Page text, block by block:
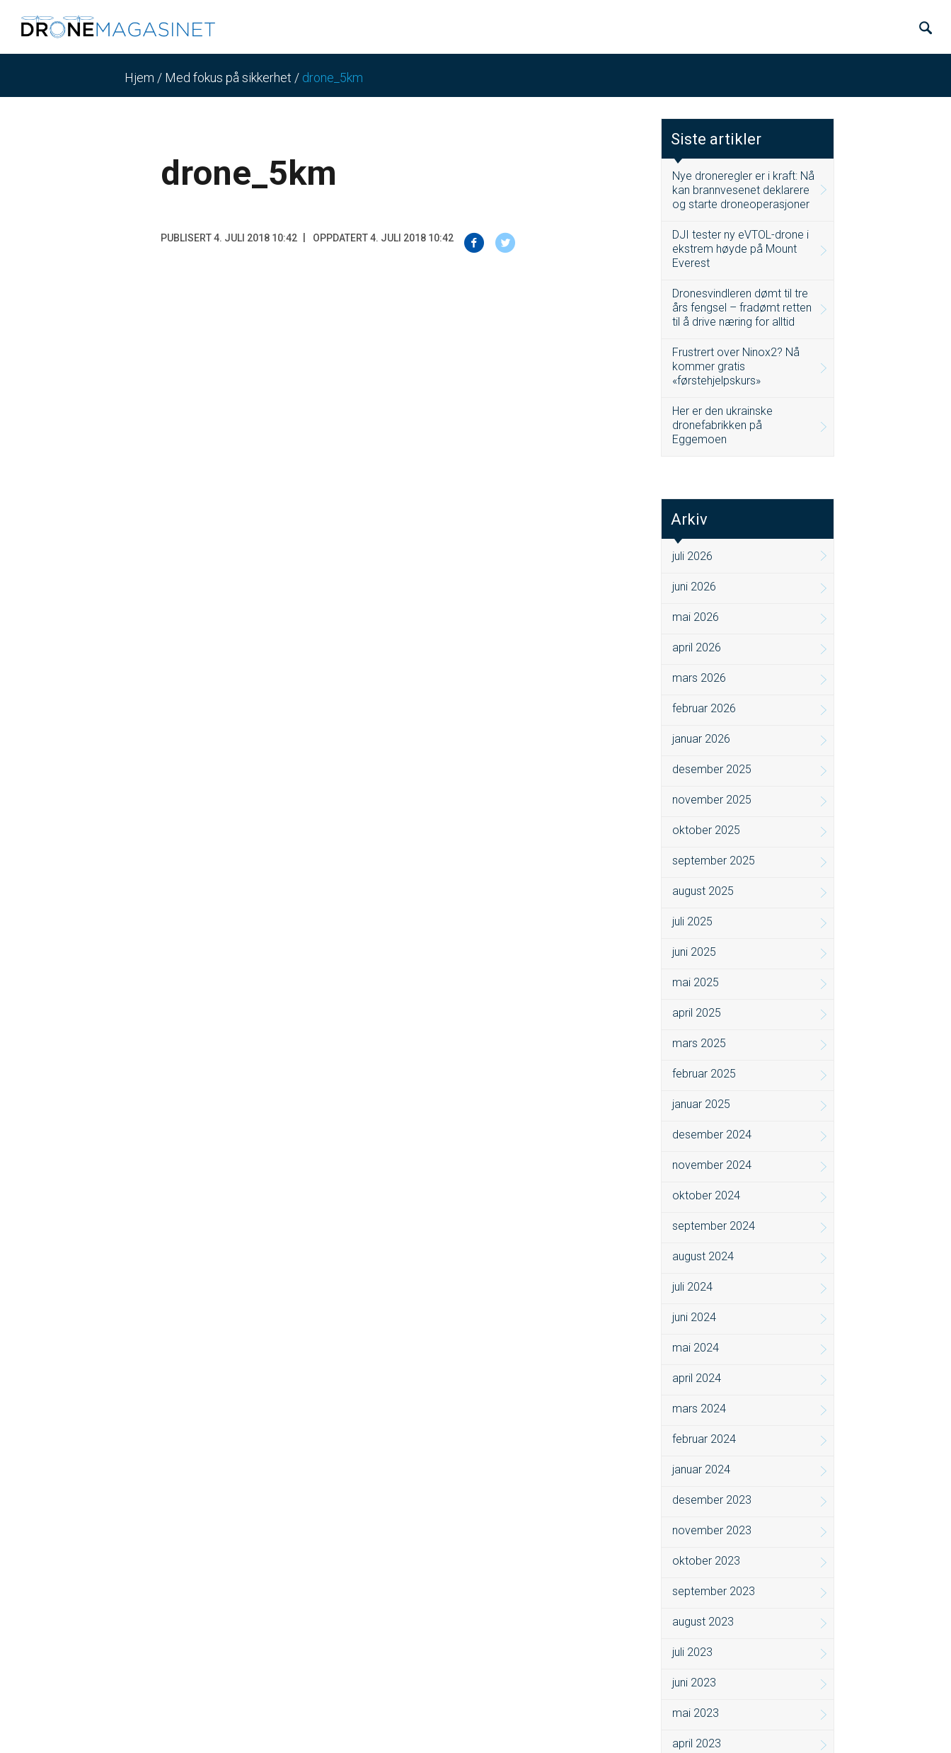
Hjem / Med fokus på sikkerhet / drone_5km
drone_5km
PUBLISERT 4. JULI 2018 10:42 OPPDATERT 4. JULI 2018 10:42
Siste artikler
Nye droneregler er i kraft: Nå
kan brannvesenet deklarere
og starte droneoperasjoner
DJI tester ny eVTOL-drone i
ekstrem høyde på Mount
Everest
Dronesvindleren dømt til tre
års fengsel – fradømt retten
til å drive næring for alltid
Frustrert over Ninox2? Nå
kommer gratis
«førstehjelpskurs»
Her er den ukrainske
dronefabrikken på
Eggemoen
Arkiv
juli 2026
juni 2026
mai 2026
april 2026
mars 2026
februar 2026
januar 2026
desember 2025
november 2025
oktober 2025
september 2025
august 2025
juli 2025
juni 2025
mai 2025
april 2025
mars 2025
februar 2025
januar 2025
desember 2024
november 2024
oktober 2024
september 2024
august 2024
juli 2024
juni 2024
mai 2024
april 2024
mars 2024
februar 2024
januar 2024
desember 2023
november 2023
oktober 2023
september 2023
august 2023
juli 2023
juni 2023
mai 2023
april 2023